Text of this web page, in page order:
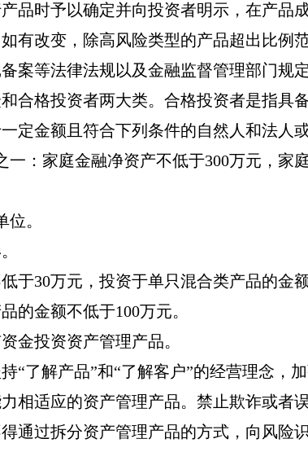
品时予以确定并向投资者明示，在产品
有改变，除高风险类型的产品超出比例
案等法律法规以及金融监督管理部门规定
合格投资者两大类。合格投资者是指具
定金额且符合下列条件的自然人和法人或
一：家庭金融净资产不低于300万元，家
。
于30万元，投资于单只混合类产品的金
的金额不低于100万元。
金投资资产管理产品。
“了解产品”和“了解客户”的经营理念，
相适应的资产管理产品。禁止欺诈或者
通过拆分资产管理产品的方式，向风险